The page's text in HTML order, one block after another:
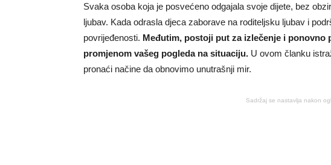
Svaka osoba koja je posvećeno odgajala svoje dijete, bez
ljubav. Kada odrasla djeca zaborave na roditeljsku ljubav i
povrijeđenosti. Međutim, postoji put za izlečenje i ponovno
promjenom vašeg pogleda na situaciju. U ovom članku
pronaći načine da obnovimo unutrašnji mir.
Sadržaj se nastavlja nakon